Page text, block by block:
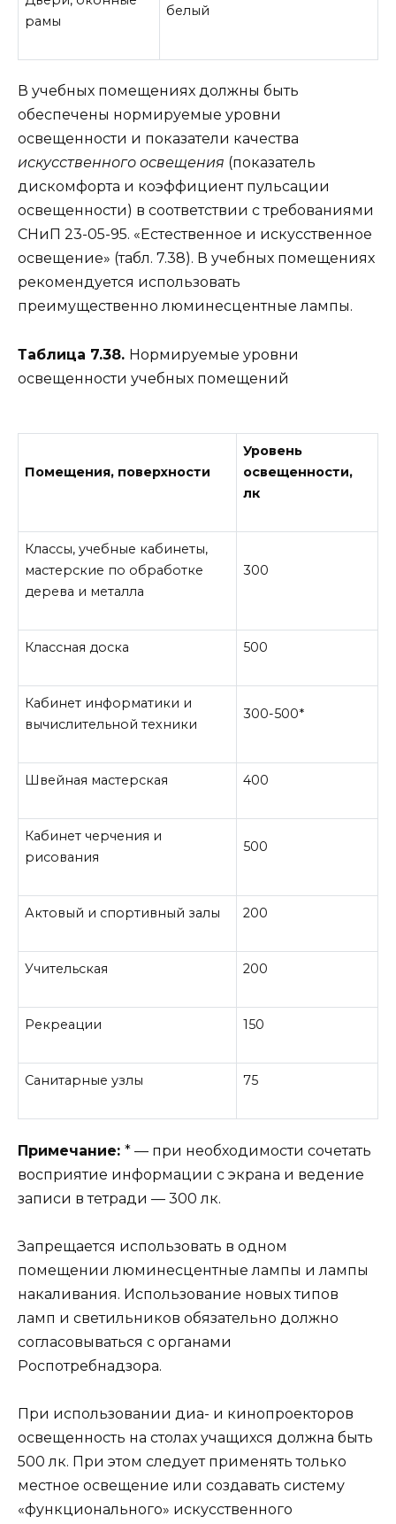
рамы
белый
В учебных помещениях должны быть
обеспечены нормируемые уровни
освещенности и показатели качества
искусственного освещения (показатель
дискомфорта и коэффициент пульсации
освещенности) в соответствии с требованиями
СНиП 23-05-95. «Естественное и искусственное
освещение» (табл. 7.38). В учебных помещениях
рекомендуется использовать
преимущественно люминесцентные лампы.
Таблица 7.38. Нормируемые уровни
освещенности учебных помещений
Помещения, поверхности
Уровень
освещенности,
лк
Классы, учебные кабинеты,
мастерские по обработке
дерева и металла
300
Классная доска 500
Кабинет информатики и
вычислительной техники
300-500*
Швейная мастерская 400
Кабинет черчения и
рисования
500
Актовый и спортивный залы 200
Учительская 200
Рекреации 150
Санитарные узлы 75
Примечание: * — при необходимости сочетать
восприятие информации с экрана и ведение
записи в тетради — 300 лк.
Запрещается использовать в одном
помещении люминесцентные лампы и лампы
накаливания. Использование новых типов
ламп и светильников обязательно должно
согласовываться с органами
Роспотребнадзора.
При использовании диа- и кинопроекторов
освещенность на столах учащихся должна быть
500 лк. При этом следует применять только
местное освещение или создавать систему
«функционального» искусственного